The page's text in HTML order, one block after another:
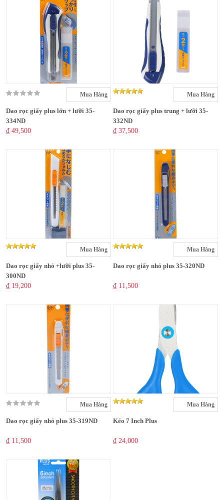
Mua Hàng
Dao rọc giấy plus lớn + lưỡi 35-
334ND
₫ 49,500
Mua Hàng
Dao rọc giấy plus trung + lưỡi 35-
332ND
₫ 37,500
Mua Hàng
Dao rọc giấy nhỏ +lưỡi plus 35-
300ND
₫ 19,200
Mua Hàng
Dao rọc giấy nhỏ plus 35-320ND
₫ 11,500
Mua Hàng
Dao rọc giấy nhỏ plus 35-319ND
₫ 11,500
Mua Hàng
Kéo 7 Inch Plus
₫ 24,000